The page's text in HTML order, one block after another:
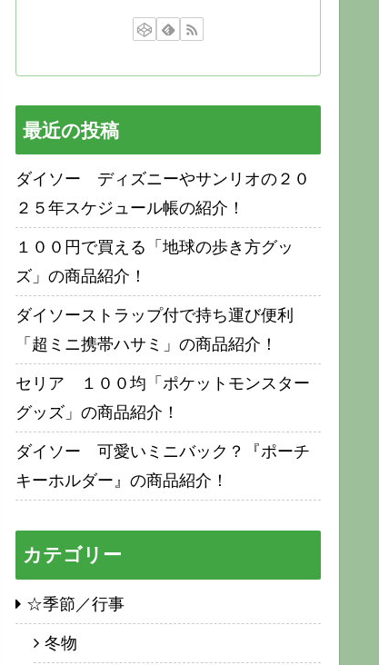
最近の投稿
ダイソー ディズニーやサンリオの２０
２５年スケジュール帳の紹介！
１００円で買える「地球の歩き方グッ
ズ」の商品紹介！
ダイソーストラップ付で持ち運び便利
「超ミニ携帯ハサミ」の商品紹介！
セリア １００均「ポケットモンスター
グッズ」の商品紹介！
ダイソー 可愛いミニバック？『ポーチ
キーホルダー』の商品紹介！
カテゴリー
☆季節／行事
冬物